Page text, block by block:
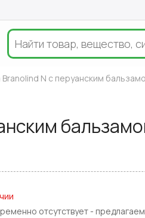
N с перуанским
отсутствует -